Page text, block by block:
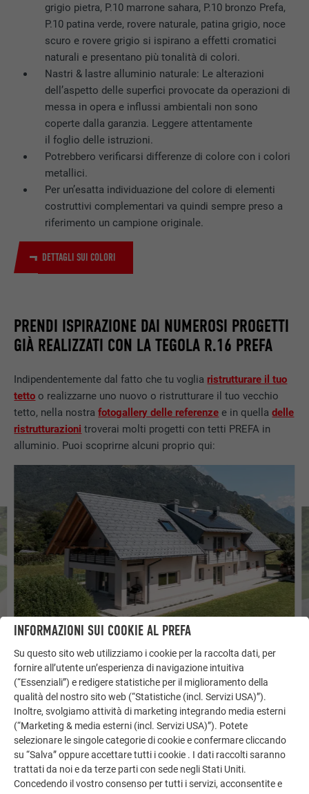
grigio pietra, P.10 marrone sahara, P.10 bronzo Prefa,
P.10 patina verde, rovere naturale, patina grigio, noce
scuro e rovere grigio si ispirano a effetti cromatici
naturali e presentano più tonalità di colori.
Nastri & lastre alluminio naturale: Le alterazioni
dell’aspetto delle superfici provocate da operazioni di
messa in opera e influssi ambientali non sono
coperte dalla garanzia. Leggere attentamente
il foglio delle istruzioni.
Potrebbero verificarsi differenze di colore con i colori
metallici.
Per un’esatta individuazione del colore di elementi
costruttivi complementari va quindi sempre preso a
riferimento un campione originale.
DETTAGLI SUI COLORI
PRENDI ISPIRAZIONE DAI NUMEROSI PROGETTI
GIÀ REALIZZATI CON LA TEGOLA R.16 PREFA
Indipendentemente dal fatto che tu voglia ristrutturare il tuo
tetto o realizzarne uno nuovo o ristrutturare il tuo vecchio
tetto, nella nostrafotogallery delle referenze e in quelladelle
ristrutturazioni troverai molti progetti con tetti PREFA in
alluminio. Puoi scoprirne alcuni proprio qui:
UNIFAMILIARI NELLA REGIONE ALPINA
INFORMAZIONI SUI COOKIE AL PREFA
Su questo sito web utilizziamo i cookie per la raccolta dati, per
fornire all’utente un’esperienza di navigazione intuitiva
(“Essenziali”) e redigere statistiche per il miglioramento della
qualità del nostro sito web (“Statistiche (incl. Servizi USA)”).
Inoltre, svolgiamo attività di marketing integrando media esterni
(“Marketing & media esterni (incl. Servizi USA)”). Potete
selezionare le singole categorie di cookie e confermare cliccando
su “Salva” oppure accettare tutti i cookie . I dati raccolti saranno
trattati da noi e da terze parti con sede negli Stati Uniti.
Concedendo il vostro consenso per tutti i servizi, acconsentite e